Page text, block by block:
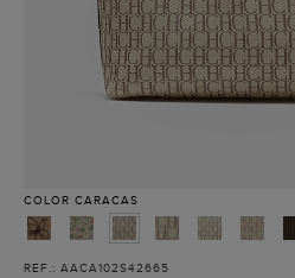
COLOR CARACAS
REF.: AACA102S42665